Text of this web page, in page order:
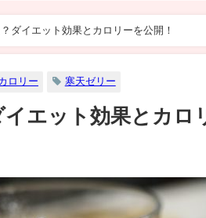
ダイエット効果とカロリーを公開！
ロリー 寒天ゼリー
エット効果とカロ